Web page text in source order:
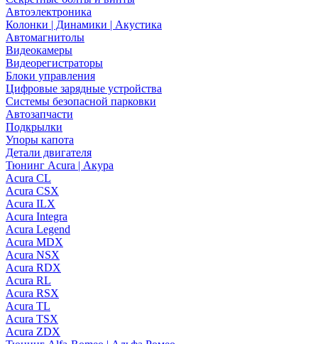
Автоэлектроника
Колонки | Динамики | Акустика
Автомагнитолы
Видеокамеры
Видеорегистраторы
Блоки управления
Цифровые зарядные устройства
Системы безопасной парковки
Автозапчасти
Подкрылки
Упоры капота
Детали двигателя
Тюнинг Acura | Акура
Acura CL
Acura CSX
Acura ILX
Acura Integra
Acura Legend
Acura MDX
Acura NSX
Acura RDX
Acura RL
Acura RSX
Acura TL
Acura TSX
Acura ZDX